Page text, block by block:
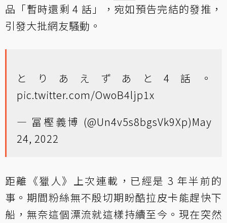
品「暫時還剩 4 話」，宛如預告完結的發推，
引發大批網友騷動。
とりあえずあと4話。
pic.twitter.com/OwoB4ljp1x
— 冨樫義博 (@Un4v5s8bgsVk9Xp)May
24, 2022
距離《獵人》上次連載，已經是 3 年半前的
事。期間粉絲無不殷切期盼酷拉皮卡能趕快下
船，無奈這個漂流就這樣持續至今。現在突然